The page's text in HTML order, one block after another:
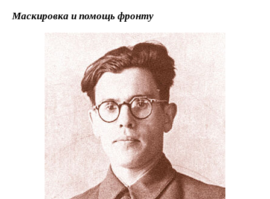
Маскировка и помощь фронту